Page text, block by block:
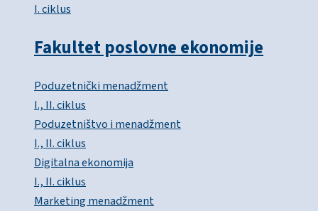
I. ciklus
Fakultet poslovne ekonomije
Poduzetnički menadžment
I., II. ciklus
Poduzetništvo i menadžment
I., II. ciklus
Digitalna ekonomija
I., II. ciklus
Marketing menadžment